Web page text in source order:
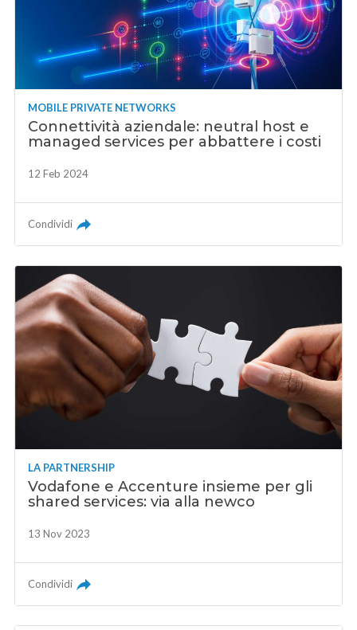
MOBILE PRIVATE NETWORKS
Connettività aziendale: neutral host e
managed services per abbattere i costi
12 Feb 2024
Condividi
LA PARTNERSHIP
Vodafone e Accenture insieme per gli
shared services: via alla newco
13 Nov 2023
Condividi